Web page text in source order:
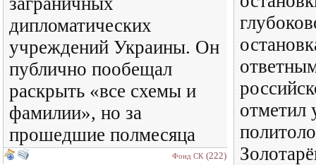
дипломатических
учреждений Украины. Он
публично пообещал
раскрыть «все схемы и
фамилии», но за
прошедшие полмесяца
Фонд СК (222)
отметил